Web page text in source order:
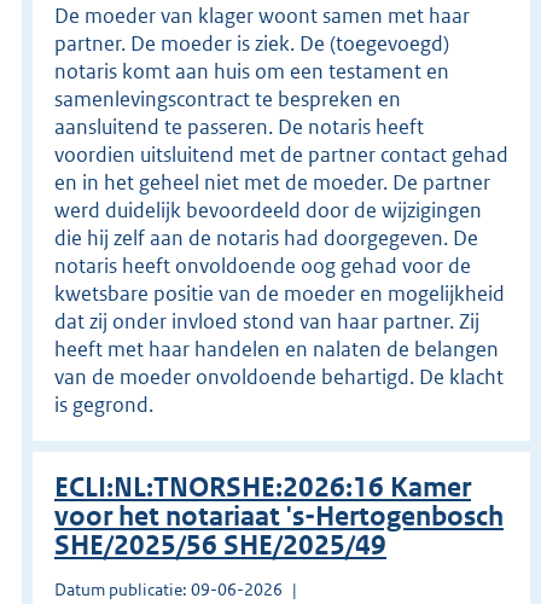
De moeder van klager woont samen met haar
partner. De moeder is ziek. De (toegevoegd)
notaris komt aan huis om een testament en
samenlevingscontract te bespreken en
aansluitend te passeren. De notaris heeft
voordien uitsluitend met de partner contact gehad
en in het geheel niet met de moeder. De partner
werd duidelijk bevoordeeld door de wijzigingen
die hij zelf aan de notaris had doorgegeven. De
notaris heeft onvoldoende oog gehad voor de
kwetsbare positie van de moeder en mogelijkheid
dat zij onder invloed stond van haar partner. Zij
heeft met haar handelen en nalaten de belangen
van de moeder onvoldoende behartigd. De klacht
is gegrond.
ECLI:NL:TNORSHE:2026:16 Kamer
voor het notariaat 's-Hertogenbosch
SHE/2025/56 SHE/2025/49
Datum publicatie: 09-06-2026